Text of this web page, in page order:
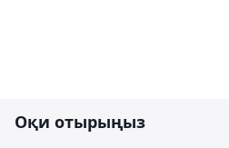
Оқи отырыңыз